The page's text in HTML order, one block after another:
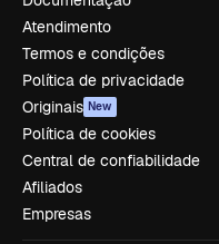
Atendimento
Termos e condições
Política de privacidade
Originais New
Política de cookies
Central de confiabilidade
Afiliados
Empresas